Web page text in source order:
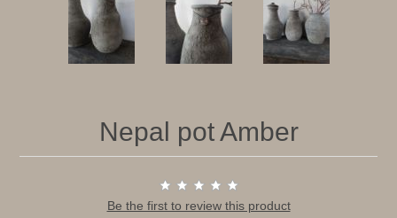
Nepal pot Amber
Be the first to review this product